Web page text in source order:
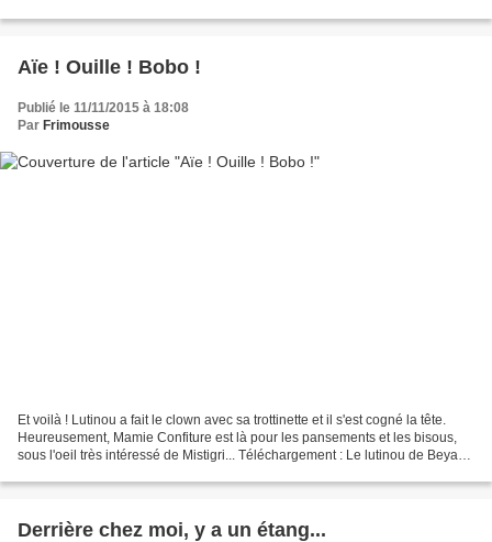
Aïe ! Ouille ! Bobo !
Publié le 11/11/2015 à 18:08
Par Frimousse
Et voilà ! Lutinou a fait le clown avec sa trottinette et il s'est cogné la tête.
Heureusement, Mamie Confiture est là pour les pansements et les bisous,
sous l'oeil très intéressé de Mistigri... Téléchargement : Le lutinou de Beya
Derrière chez moi, y a un étang...